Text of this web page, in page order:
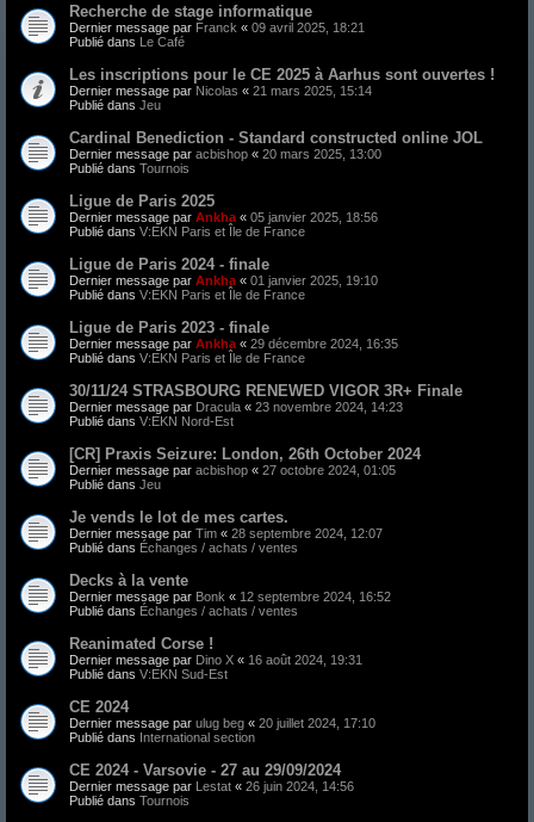
Recherche de stage informatique
Dernier message par Franck « 09 avril 2025, 18:21
Publié dans Le Café
Les inscriptions pour le CE 2025 à Aarhus sont ouvertes !
Dernier message par Nicolas « 21 mars 2025, 15:14
Publié dans Jeu
Cardinal Benediction - Standard constructed online JOL
Dernier message par acbishop « 20 mars 2025, 13:00
Publié dans Tournois
Ligue de Paris 2025
Dernier message par Ankha « 05 janvier 2025, 18:56
Publié dans V:EKN Paris et Île de France
Ligue de Paris 2024 - finale
Dernier message par Ankha « 01 janvier 2025, 19:10
Publié dans V:EKN Paris et Île de France
Ligue de Paris 2023 - finale
Dernier message par Ankha « 29 décembre 2024, 16:35
Publié dans V:EKN Paris et Île de France
30/11/24 STRASBOURG RENEWED VIGOR 3R+ Finale
Dernier message par Dracula « 23 novembre 2024, 14:23
Publié dans V:EKN Nord-Est
[CR] Praxis Seizure: London, 26th October 2024
Dernier message par acbishop « 27 octobre 2024, 01:05
Publié dans Jeu
Je vends le lot de mes cartes.
Dernier message par Tim « 28 septembre 2024, 12:07
Publié dans Échanges / achats / ventes
Decks à la vente
Dernier message par Bonk « 12 septembre 2024, 16:52
Publié dans Échanges / achats / ventes
Reanimated Corse !
Dernier message par Dino X « 16 août 2024, 19:31
Publié dans V:EKN Sud-Est
CE 2024
Dernier message par ulug beg « 20 juillet 2024, 17:10
Publié dans International section
CE 2024 - Varsovie - 27 au 29/09/2024
Dernier message par Lestat « 26 juin 2024, 14:56
Publié dans Tournois